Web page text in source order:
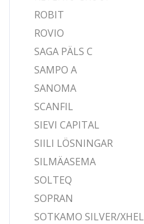
ROBIT
ROVIO
SAGA PÄLS C
SAMPO A
SANOMA
SCANFIL
SIEVI CAPITAL
SIILI LÖSNINGAR
SILMÄASEMA
SOLTEQ
SOPRAN
SOTKAMO SILVER/XHEL